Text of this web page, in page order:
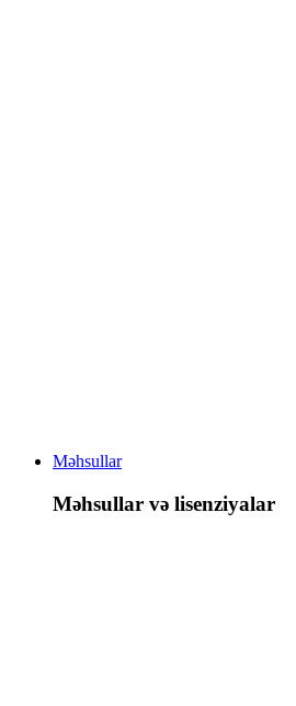
Məhsullar
Məhsullar və lisenziyalar